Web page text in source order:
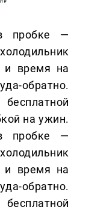
пробке —
и время на
обратно.
на ужин.
пробке —
и время на
обратно.